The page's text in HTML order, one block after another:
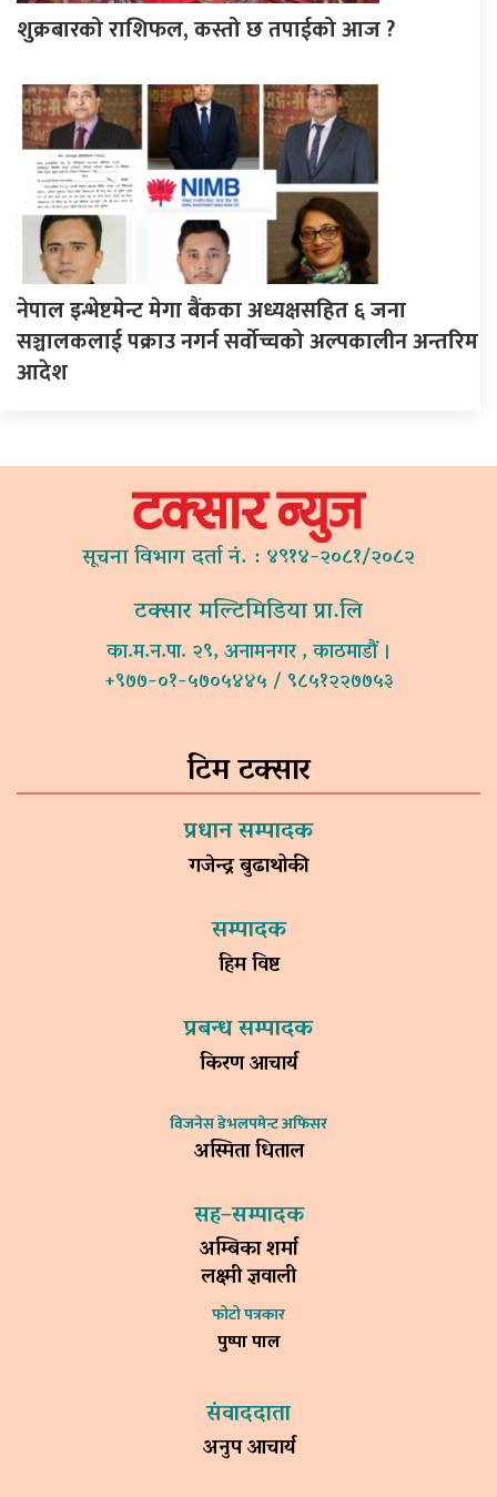
शुक्रबारको राशिफल, कस्तो छ तपाईको आज ?
नेपाल इन्भेष्टमेन्ट मेगा बैंकका अध्यक्षसहित ६ जना
सञ्चालकलाई पक्राउ नगर्न सर्वोच्चको अल्पकालीन अन्तरिम
आदेश
सूचना विभाग दर्ता नं. : ४९१४-२०८१/२०८२
टक्सार मल्टिमिडिया प्रा.लि
का.म.न.पा. २९, अनामनगर , काठमाडौं ।
+९७७-०१-५७०५४४५ / ९८५१२२७७५३
टिम टक्सार
प्रधान सम्पादक
गजेन्द्र बुढाथोकी
सम्पादक
हिम विष्ट
प्रबन्ध सम्पादक
किरण आचार्य
विजनेस डेभलपमेन्ट अफिसर
अस्मिता धिताल
सह–सम्पादक
अम्बिका शर्मा
लक्ष्मी ज्ञवाली
फोटो पत्रकार
पुष्पा पाल
संवाददाता
अनुप आचार्य